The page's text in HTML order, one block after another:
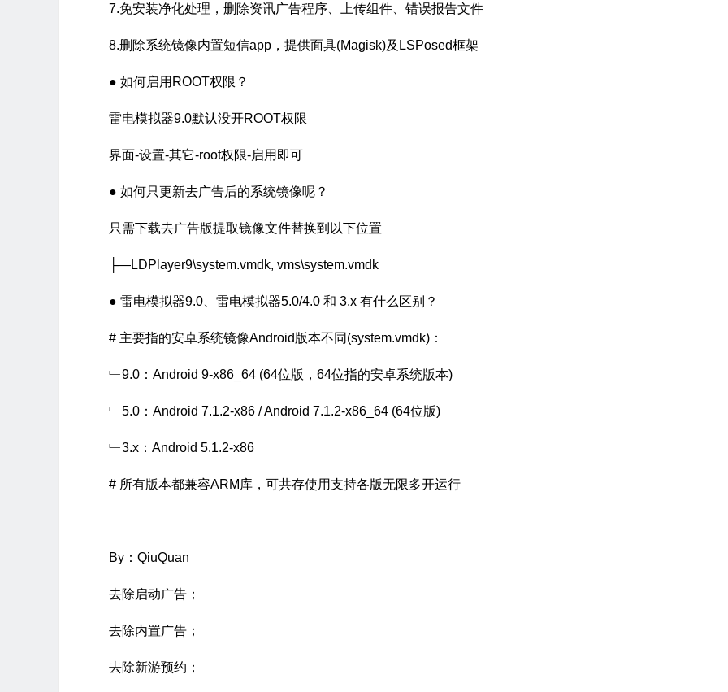
7.免安装净化处理，删除资讯广告程序、上传组件、错误报告文件
8.删除系统镜像内置短信app，提供面具(Magisk)及LSPosed框架
● 如何启用ROOT权限？
雷电模拟器9.0默认没开ROOT权限
界面-设置-其它-root权限-启用即可
● 如何只更新去广告后的系统镜像呢？
只需下载去广告版提取镜像文件替换到以下位置
├—LDPlayer9\system.vmdk, vms\system.vmdk
● 雷电模拟器9.0、雷电模拟器5.0/4.0 和 3.x 有什么区别？
# 主要指的安卓系统镜像Android版本不同(system.vmdk)：
﹂9.0：Android 9-x86_64 (64位版，64位指的安卓系统版本)
﹂5.0：Android 7.1.2-x86 / Android 7.1.2-x86_64 (64位版)
﹂3.x：Android 5.1.2-x86
# 所有版本都兼容ARM库，可共存使用支持各版无限多开运行
By：QiuQuan
去除启动广告；
去除内置广告；
去除新游预约；